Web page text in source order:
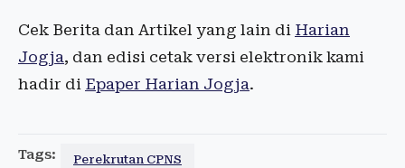
Cek Berita dan Artikel yang lain di Harian
Jogja, dan edisi cetak versi elektronik kami
hadir di Epaper Harian Jogja.
Tags: Perekrutan CPNS